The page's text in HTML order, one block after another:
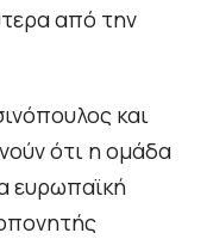
από την
και
ότι η ομάδα
ευρωπαϊκή